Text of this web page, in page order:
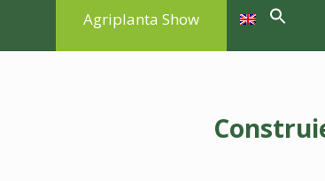
Agriplanta Show